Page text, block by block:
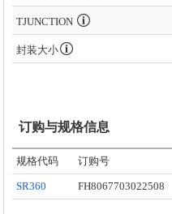
TJUNCTION
封装大小
订购与规格信息
规格代码 订购号
SR360 FH8067703022508